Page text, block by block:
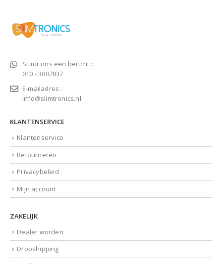
Stuur ons een bericht :
010 - 3007837
E-mailadres :
info@slimtronics.nl
KLANTENSERVICE
Klantenservice
Retourneren
Privacybeleid
Mijn account
ZAKELIJK
Dealer worden
Dropshipping